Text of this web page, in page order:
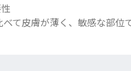
て皮膚が薄く、敏感な部位